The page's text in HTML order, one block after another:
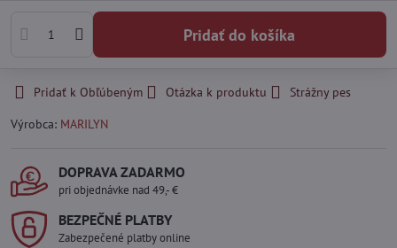
Pridať do košíka
Pridať k Obľúbeným Otázka k produktu
Strážny pes
Výrobca: MARILYN
DOPRAVA ZADARMO
pri objednávke nad 49,- €
BEZPEČNÉ PLATBY
Zabezpečené platby online